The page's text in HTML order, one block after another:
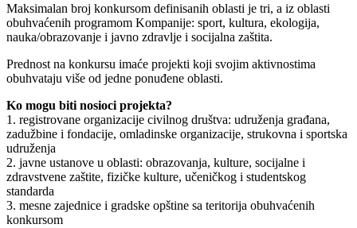
Maksimalan broj konkursom definisanih oblasti je tri, a iz oblasti
obuhvaćenih programom Kompanije: sport, kultura, ekologija,
nauka/obrazovanje i javno zdravlje i socijalna zaštita.
Prednost na konkursu imaće projekti koji svojim aktivnostima
obuhvataju više od jedne ponuđene oblasti.
Ko mogu biti nosioci projekta?
1. registrovane organizacije civilnog društva: udruženja građana,
zadužbine i fondacije, omladinske organizacije, strukovna i sportska
udruženja
2. javne ustanove u oblasti: obrazovanja, kulture, socijalne i
zdravstvene zaštite, fizičke kulture, učeničkog i studentskog
standarda
3. mesne zajednice i gradske opštine sa teritorija obuhvaćenih
konkursom